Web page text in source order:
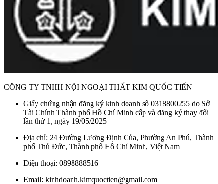
CÔNG TY TNHH NỘI NGOẠI THẤT KIM QUỐC TIẾN
Giấy chứng nhận đăng ký kinh doanh số 0318800255 do Sở
Tài Chính Thành phố Hồ Chí Minh cấp và đăng ký thay đổi
lần thứ 1, ngày 19/05/2025
Địa chỉ: 24 Đường Lương Định Của, Phường An Phú, Thành
phố Thủ Đức, Thành phố Hồ Chí Minh, Việt Nam
Điện thoại: 0898888516
Email: kinhdoanh.kimquoctien@gmail.com